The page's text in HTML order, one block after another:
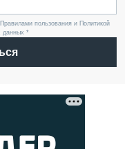
пользования и Политикой
данных *